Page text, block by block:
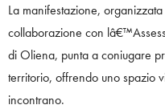
La manifestazione,
collaborazione con
di Oliena, punta a coniugare
territorio, offrendo uno spazio
incontrano.